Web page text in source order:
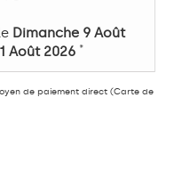
Dimanche 9 Août
Août 2026 *
de paiement direct (Carte de